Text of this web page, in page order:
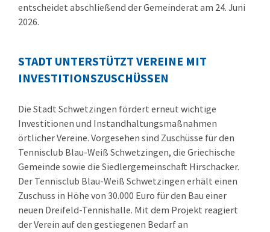
entscheidet abschließend der Gemeinderat am 24. Juni
2026.
STADT UNTERSTÜTZT VEREINE MIT
INVESTITIONSZUSCHÜSSEN
Die Stadt Schwetzingen fördert erneut wichtige
Investitionen und Instandhaltungsmaßnahmen
örtlicher Vereine. Vorgesehen sind Zuschüsse für den
Tennisclub Blau-Weiß Schwetzingen, die Griechische
Gemeinde sowie die Siedlergemeinschaft Hirschacker.
Der Tennisclub Blau-Weiß Schwetzingen erhält einen
Zuschuss in Höhe von 30.000 Euro für den Bau einer
neuen Dreifeld-Tennishalle. Mit dem Projekt reagiert
der Verein auf den gestiegenen Bedarf an